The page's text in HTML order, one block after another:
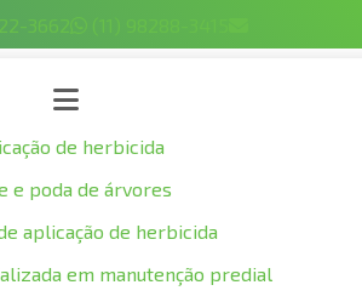
3662
de herbicida
e poda de árvores
aplicação de herbicida
em manutenção predial